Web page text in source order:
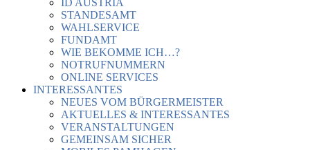
ID AUSTRIA
STANDESAMT
WAHLSERVICE
FUNDAMT
WIE BEKOMME ICH…?
NOTRUFNUMMERN
ONLINE SERVICES
INTERESSANTES
NEUES VOM BÜRGERMEISTER
AKTUELLES & INTERESSANTES
VERANSTALTUNGEN
GEMEINSAM SICHER